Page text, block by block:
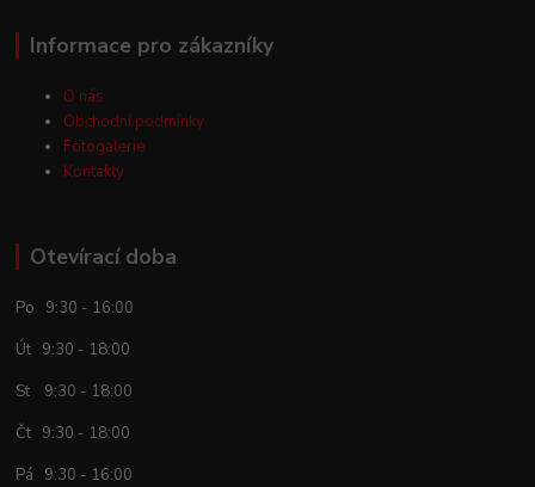
Informace pro zákazníky
O nás
Obchodní podmínky
Fotogalerie
Kontakty
Otevírací doba
Po 9:30 - 16:00
Út 9:30 - 18:00
St 9:30 - 18:00
Čt 9:30 - 18:00
Pá 9:30 - 16:00